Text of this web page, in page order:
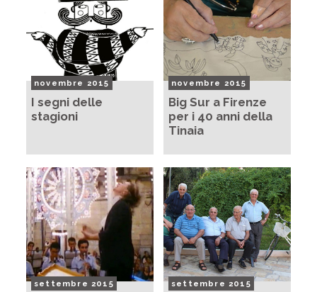
novembre 2015
I segni delle
stagioni
novembre 2015
Big Sur a Firenze
per i 40 anni della
Tinaia
settembre 2015 settembre 2015